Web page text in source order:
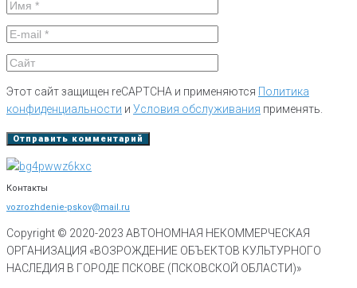
Этот сайт защищен reCAPTCHA и применяются Политика
конфиденциальности и Условия обслуживания применять.
Контакты
vozrozhdenie-pskov@mail.ru
Copyright © 2020-2023 АВТОНОМНАЯ НЕКОММЕРЧЕСКАЯ
ОРГАНИЗАЦИЯ «ВОЗРОЖДЕНИЕ ОБЪЕКТОВ КУЛЬТУРНОГО
НАСЛЕДИЯ В ГОРОДЕ ПСКОВЕ (ПСКОВСКОЙ ОБЛАСТИ)»